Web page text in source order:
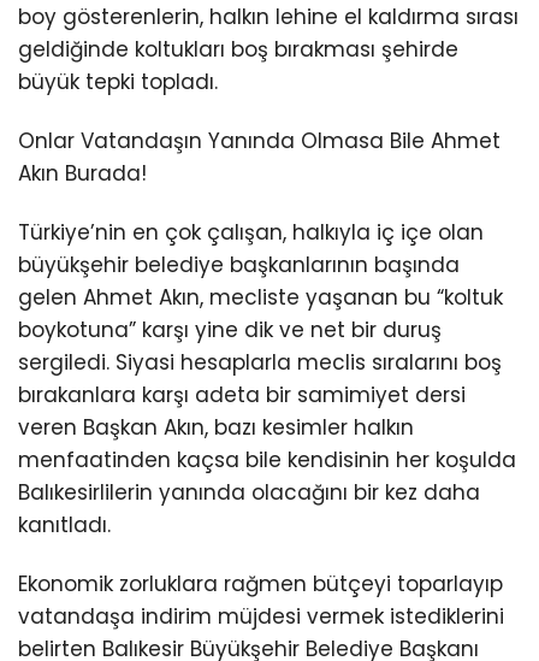
boy gösterenlerin, halkın lehine el kaldırma sırası
geldiğinde koltukları boş bırakması şehirde
büyük tepki topladı.
Onlar Vatandaşın Yanında Olmasa Bile Ahmet
Akın Burada!
Türkiye’nin en çok çalışan, halkıyla iç içe olan
büyükşehir belediye başkanlarının başında
gelen Ahmet Akın, mecliste yaşanan bu “koltuk
boykotuna” karşı yine dik ve net bir duruş
sergiledi. Siyasi hesaplarla meclis sıralarını boş
bırakanlara karşı adeta bir samimiyet dersi
veren Başkan Akın, bazı kesimler halkın
menfaatinden kaçsa bile kendisinin her koşulda
Balıkesirlilerin yanında olacağını bir kez daha
kanıtladı.
Ekonomik zorluklara rağmen bütçeyi toparlayıp
vatandaşa indirim müjdesi vermek istediklerini
belirten Balıkesir Büyükşehir Belediye Başkanı